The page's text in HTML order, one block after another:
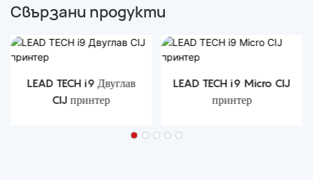
Свързани продукти
LEAD TECH i9 Двуглав
CIJ принтер
LEAD TECH i9 Micro CIJ
принтер